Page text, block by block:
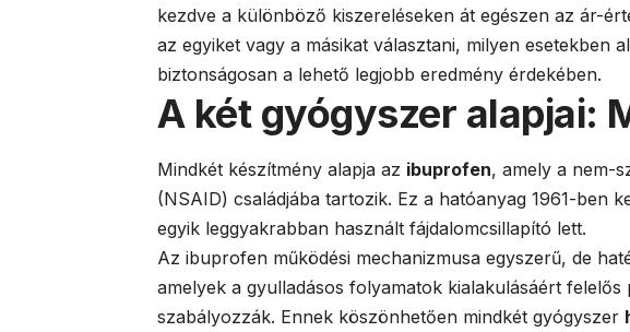
kezdve a különböző kiszereléseken át egészen az ár-
az egyiket vagy a másikat választani, milyen esetekben
biztonságosan a lehető legjobb eredmény érdekében.
A két gyógyszer alapjai:
Mindkét készítmény alapja az ibuprofen, amely a nem-
(NSAID) családjába tartozik. Ez a hatóanyag 1961-ben
egyik leggyakrabban használt fájdalomcsillapító lett.
Az ibuprofen működési mechanizmusa egyszerű, de
amelyek a gyulladásos folyamatok kialakulásáért
szabályozzák. Ennek köszönhetően mindkét gyógyszer